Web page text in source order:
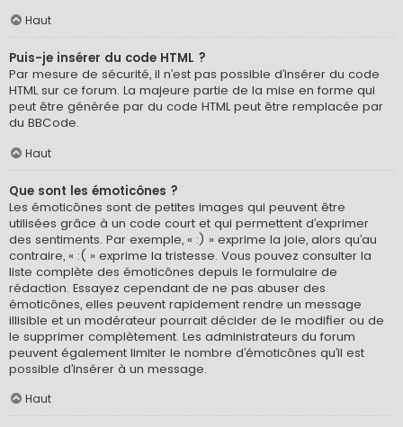
Haut
Puis-je insérer du code HTML ?
Par mesure de sécurité, il n’est pas possible d’insérer du code
HTML sur ce forum. La majeure partie de la mise en forme qui
peut être générée par du code HTML peut être remplacée par
du BBCode.
Haut
Que sont les émoticônes ?
Les émoticônes sont de petites images qui peuvent être
utilisées grâce à un code court et qui permettent d’exprimer
des sentiments. Par exemple, « :) » exprime la joie, alors qu’au
contraire, « :( » exprime la tristesse. Vous pouvez consulter la
liste complète des émoticônes depuis le formulaire de
rédaction. Essayez cependant de ne pas abuser des
émoticônes, elles peuvent rapidement rendre un message
illisible et un modérateur pourrait décider de le modifier ou de
le supprimer complètement. Les administrateurs du forum
peuvent également limiter le nombre d’émoticônes qu’il est
possible d’insérer à un message.
Haut